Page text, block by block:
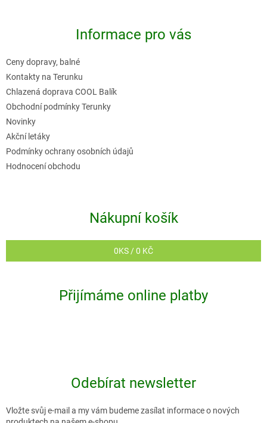
r
s
Informace pro vás
Ceny dopravy, balné
Kontakty na Terunku
Chlazená doprava COOL Balík
Obchodní podmínky Terunky
Novinky
Akční letáky
Podmínky ochrany osobních údajů
Hodnocení obchodu
Nákupní košík
0KS /0 KČ
Přijímáme online platby
Odebírat newsletter
Vložte svůj e-mail a my vám budeme zasílat informace o nových